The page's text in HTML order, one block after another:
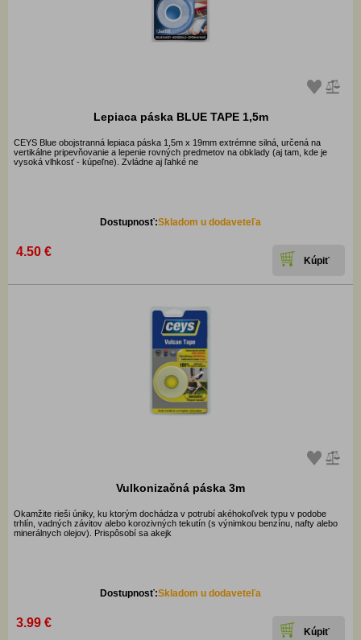
Lepiaca páska BLUE TAPE 1,5m
CEYS Blue obojstranná lepiaca páska 1,5m x 19mm extrémne silná, určená na
vertikálne pripevňovanie a lepenie rovných predmetov na obklady (aj tam, kde je
vysoká vlhkosť - kúpeľne). Zvládne aj ľahké ne
Dostupnosť:Skladom u dodaveteľa
4.50 €
Vulkonizačná páska 3m
Okamžite rieši úniky, ku ktorým dochádza v potrubí akéhokoľvek typu v podobe
trhlín, vadných závitov alebo korozivných tekutín (s výnimkou benzínu, nafty alebo
minerálnych olejov). Prispôsobí sa akejk
Dostupnosť:Skladom u dodaveteľa
3.99 €